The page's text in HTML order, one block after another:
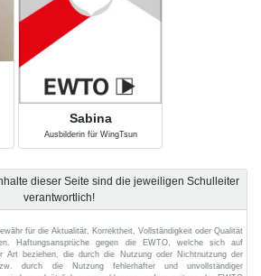
Sabina
Ausbilderin für WingTsun
dieser Seite sind die jeweiligen Schulleiter
verantwortlich!
für die Aktualität, Korrektheit, Vollständigkeit oder Qualität
Haftungsansprüche gegen die EWTO, welche sich auf
Art beziehen, die durch die Nutzung oder Nichtnutzung der
durch die Nutzung fehlerhafter und unvollständiger